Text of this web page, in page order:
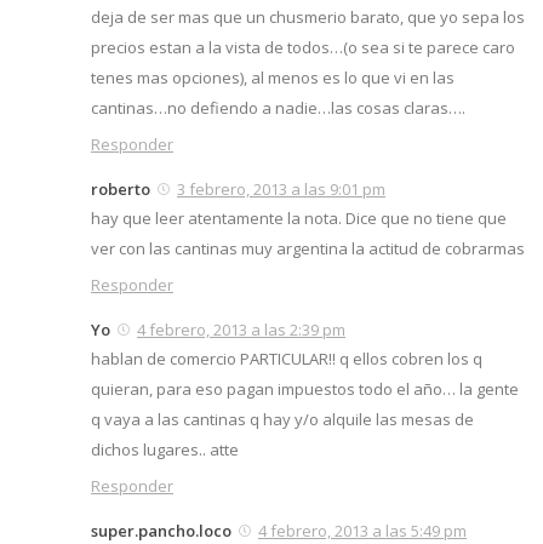
deja de ser mas que un chusmerio barato, que yo sepa los
precios estan a la vista de todos…(o sea si te parece caro
tenes mas opciones), al menos es lo que vi en las
cantinas…no defiendo a nadie…las cosas claras….
Responder
roberto
3 febrero, 2013 a las 9:01 pm
hay que leer atentamente la nota. Dice que no tiene que
ver con las cantinas muy argentina la actitud de cobrarmas
Responder
Yo
4 febrero, 2013 a las 2:39 pm
hablan de comercio PARTICULAR!! q ellos cobren los q
quieran, para eso pagan impuestos todo el año… la gente
q vaya a las cantinas q hay y/o alquile las mesas de
dichos lugares.. atte
Responder
super.pancho.loco
4 febrero, 2013 a las 5:49 pm